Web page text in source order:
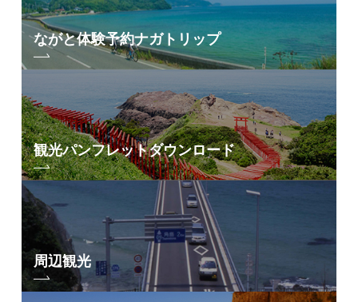
ながと体験予約ナガトリップ
観光パンフレットダウンロード
周辺観光